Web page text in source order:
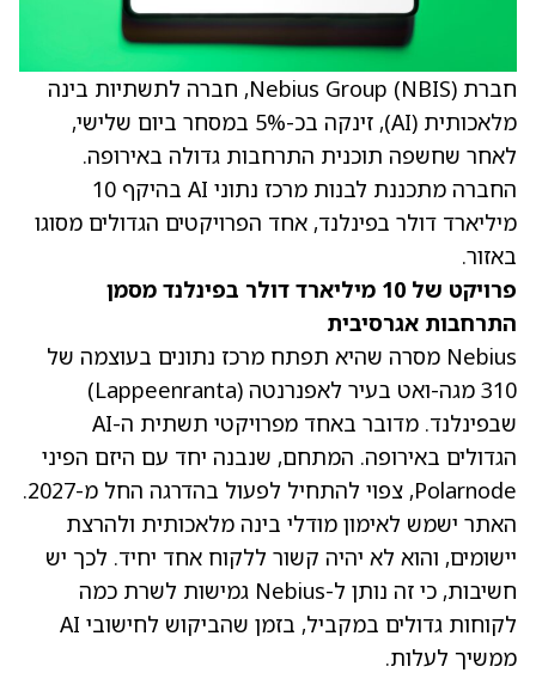
חברת Nebius Group (NBIS)
, חברה לתשתיות בינה
מלאכותית (AI), זינקה בכ-5% במסחר ביום שלישי,
לאחר שחשפה תוכנית התרחבות גדולה באירופה.
החברה מתכננת לבנות מרכז נתוני AI בהיקף 10
מיליארד דולר בפינלנד, אחד הפרויקטים הגדולים מסוגו
באזור.
פרויקט של 10 מיליארד דולר בפינלנד מסמן
התרחבות אגרסיבית
Nebius מסרה שהיא תפתח מרכז נתונים בעוצמה של
310 מגה-ואט בעיר לאפנרנטה (Lappeenranta)
שבפינלנד. מדובר באחד מפרויקטי תשתית ה-AI
הגדולים באירופה. המתחם, שנבנה יחד עם היזם הפיני
Polarnode, צפוי להתחיל לפעול בהדרגה החל מ-2027.
האתר ישמש לאימון מודלי בינה מלאכותית ולהרצת
יישומים, והוא לא יהיה קשור ללקוח אחד יחיד. לכך יש
חשיבות, כי זה נותן ל-Nebius גמישות לשרת כמה
לקוחות גדולים במקביל, בזמן שהביקוש לחישובי AI
ממשיך לעלות.